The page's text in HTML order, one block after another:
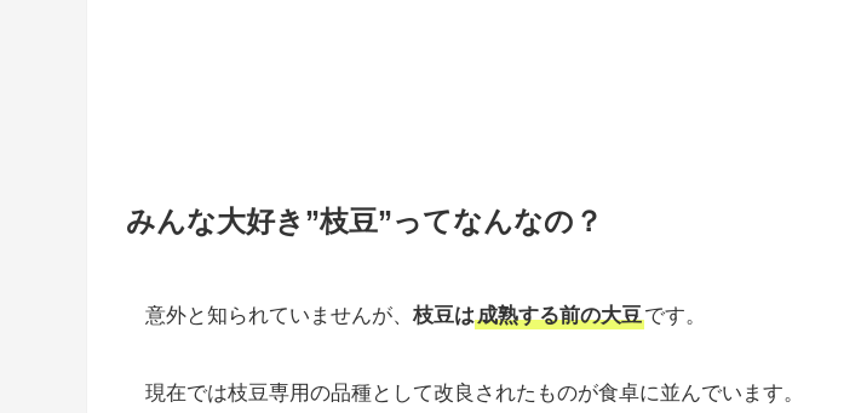
みんな大好き”枝豆”ってなんなの？
意外と知られていませんが、 枝豆は成熟する前の大豆です。
現在では枝豆専用の品種として改良されたものが食卓に並んでいます。